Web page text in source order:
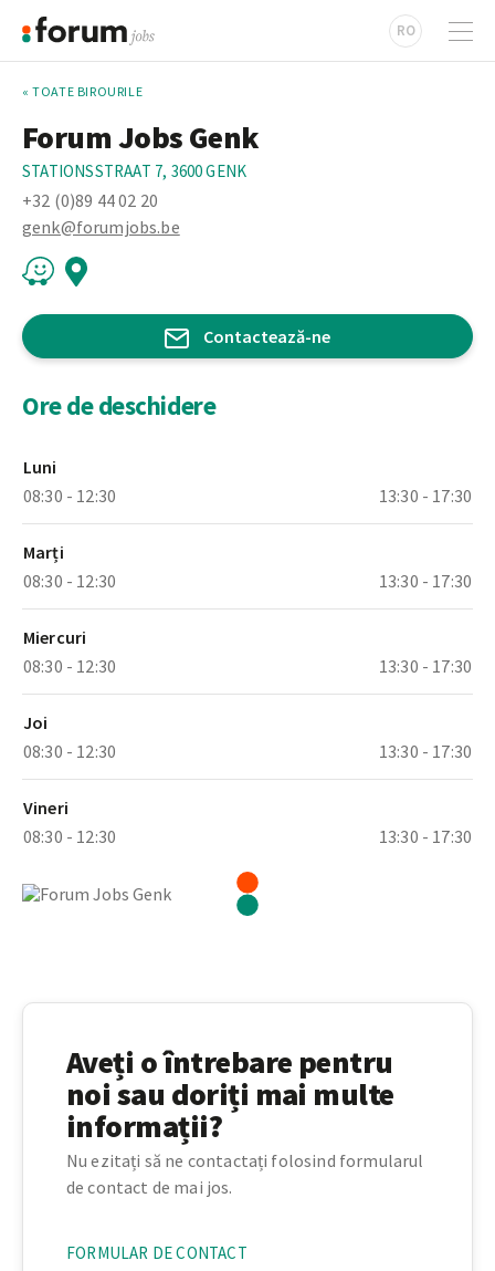
RO
« TOATE BIROURILE
Forum Jobs Genk
STATIONSSTRAAT 7, 3600 GENK
+32 (0)89 44 02 20
genk@forumjobs.be
Contactează-ne
Ore de deschidere
Luni
08:30 - 12:30
13:30 - 17:30
Marți
08:30 - 12:30
13:30 - 17:30
Miercuri
08:30 - 12:30
13:30 - 17:30
Joi
08:30 - 12:30
13:30 - 17:30
Vineri
08:30 - 12:30
13:30 - 17:30
Aveți o întrebare pentru
noi sau doriți mai multe
informații?
Nu ezitați să ne contactați folosind formularul
de contact de mai jos.
FORMULAR DE CONTACT